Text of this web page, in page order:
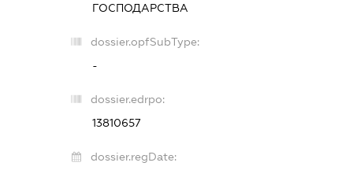
ГОСПОДАРСТВА
dossier.opfSubType:
-
dossier.edrpo:
13810657
dossier.regDate: